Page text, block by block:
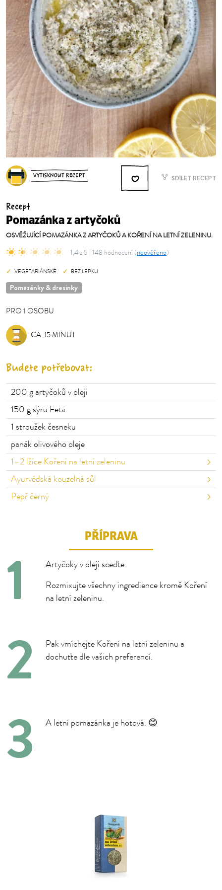
VYTISKNOUT RECEPT SDÍLET RECEPT
Recept
Pomazánka z artyčoků
OSVĚŽUJÍCÍ POMAZÁNKA Z ARTYČOKŮ A KOŘENÍ NA LETNÍ ZELENINU.
1,4 z 5 | 148 hodnocení (neověřeno)
VEGETARIÁNSKÉ BEZ LEPKU
Pomazánky & dresinky
PRO1OSOBU
OSOBU
CA. 15 MINUT
Budete potřebovat:
200 g artyčoků v oleji
150 g sýru Feta
1 stroužek česneku
panákolivového oleje
1–⁠⁠⁠⁠⁠⁠2 lžíce Koření na letní zeleninu
Ayurvédská kouzelná sůl
Pepř černý
PŘÍPRAVA
Artyčoky v oleji sceďte.
Rozmixujte všechny ingredience kromě Koření
na letní zeleninu.
Pak vmíchejte Koření na letní zeleninu a
dochuťte dle vašich preferencí.
A letní pomazánka je hotová. 😊